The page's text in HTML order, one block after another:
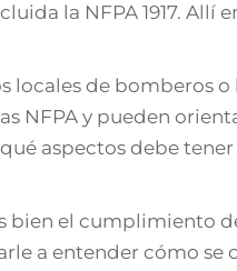
la NFPA 1917.
de bomberos
NFPA y pueden
aspectos debe
el cumplimiento
a entender cómo